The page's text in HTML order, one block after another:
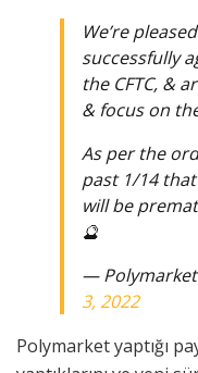
We’re
successfully
the CFTC, &
& focus on
As per the
past 1/14
will be
🔮
— Polymarket
3, 2022
Polymarket yaptığı